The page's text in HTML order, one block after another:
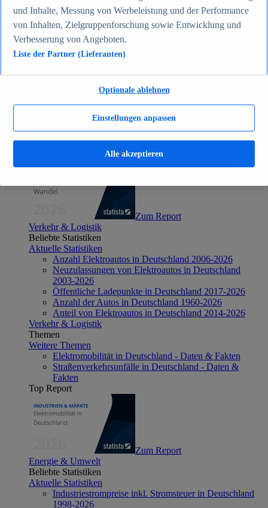
Aktuelle Statistiken
Bevölkerung Deutschlands nach relevanten
Altersgruppen 2024
Die reichsten Menschen der Welt 2026
Empfänger von Arbeitslosengeld II / Sozialgeld /
Ausländer in Deutschland nach Nationalität 2025
Demografie: Altersstruktur in Deutschland 2024
Demografischer Wandel - Daten & Fakten
Jugendkriminalität in Deutschland - Daten & Fakten
Zum Report
Verkehr & Logistik
Beliebte Statistiken
Aktuelle Statistiken
Anzahl Elektroautos in Deutschland 2006-2026
Neuzulassungen von Elektroautos in Deutschland
2003-2026
Öffentliche Ladepunkte in Deutschland 2017-2026
Anzahl der Autos in Deutschland 1960-2026
Anteil von Elektroautos in Deutschland 2014-2026
Verkehr & Logistik
Themen
Weitere Themen
Elektromobilität in Deutschland - Daten & Fakten
Straßenverkehrsunfälle in Deutschland - Daten &
Fakten
Top Report
Zum Report
Energie & Umwelt
Beliebte Statistiken
Aktuelle Statistiken
Industriestrompreise inkl. Stromsteuer in Deutschland
1998-2026
und Inhalte, Messung von Werbeleistung und der Performance
von Inhalten, Zielgruppenforschung sowie Entwicklung und
Verbesserung von Angeboten.
Liste der Partner (Lieferanten)
Einstellungen anpassen
Optionale ablehnen
Alle akzeptieren